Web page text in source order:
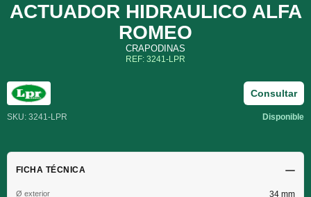
ACTUADOR HIDRAULICO ALFA
ROMEO
CRAPODINAS
REF: 3241-LPR
SKU: 3241-LPR Disponible
Consultar
FICHA TÉCNICA
Ø exterior 34 mm